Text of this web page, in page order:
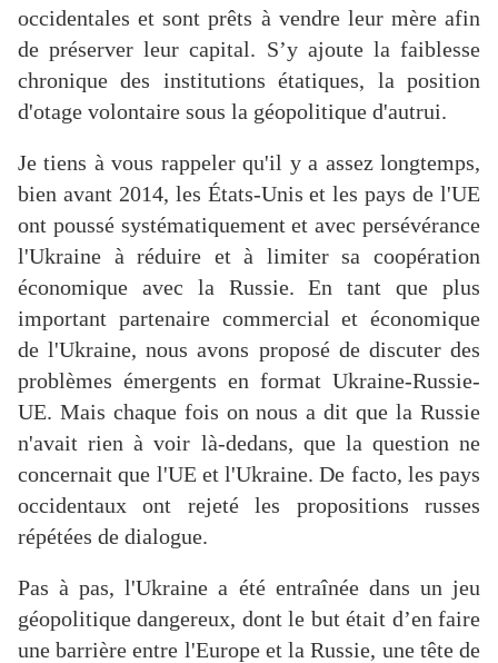
occidentales et sont prêts à vendre leur mère afin
de préserver leur capital. S’y ajoute la faiblesse
chronique des institutions étatiques, la position
d'otage volontaire sous la géopolitique d'autrui.
Je tiens à vous rappeler qu'il y a assez longtemps,
bien avant 2014, les États-Unis et les pays de l'UE
ont poussé systématiquement et avec persévérance
l'Ukraine à réduire et à limiter sa coopération
économique avec la Russie. En tant que plus
important partenaire commercial et économique
de l'Ukraine, nous avons proposé de discuter des
problèmes émergents en format Ukraine-Russie-
UE. Mais chaque fois on nous a dit que la Russie
n'avait rien à voir là-dedans, que la question ne
concernait que l'UE et l'Ukraine. De facto, les pays
occidentaux ont rejeté les propositions russes
répétées de dialogue.
Pas à pas, l'Ukraine a été entraînée dans un jeu
géopolitique dangereux, dont le but était d’en faire
une barrière entre l'Europe et la Russie, une tête de